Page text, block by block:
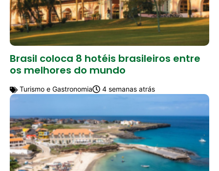
Brasil coloca 8 hotéis brasileiros entre
os melhores do mundo
Turismo e Gastronomia 4 semanas atrás